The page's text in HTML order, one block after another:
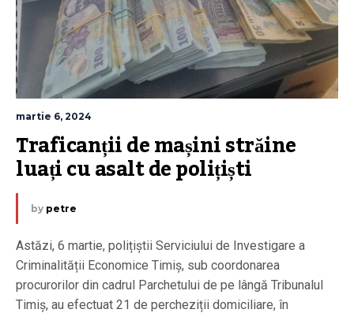
martie 6, 2024
Traficanții de mașini străine
luați cu asalt de polițiști
by petre
Astăzi, 6 martie, polițiștii Serviciului de Investigare a
Criminalității Economice Timiș, sub coordonarea
procurorilor din cadrul Parchetului de pe lângă Tribunalul
Timiș, au efectuat 21 de percheziții domiciliare, în